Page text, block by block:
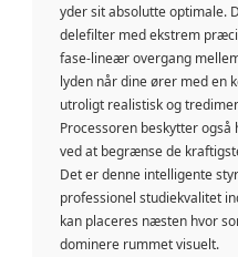
yder sit absolutte optimale.
delefilter med ekstrem
fase-lineær overgang
lyden når dine ører med en
utroligt realistisk og
Processoren beskytter
ved at begrænse de
Det er denne intelligente
professionel studiekvalitet
kan placeres næsten hvor
dominere rummet visuelt.